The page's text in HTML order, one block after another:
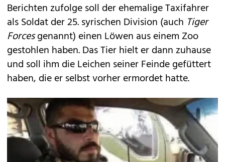
Berichten zufolge soll der ehemalige Taxifahrer
als Soldat der 25. syrischen Division (auch Tiger
Forcesgenannt) einen Löwen aus einem Zoo
gestohlen haben. Das Tier hielt er dann zuhause
und soll ihm die Leichen seiner Feinde gefüttert
haben, die er selbst vorher ermordet hatte.